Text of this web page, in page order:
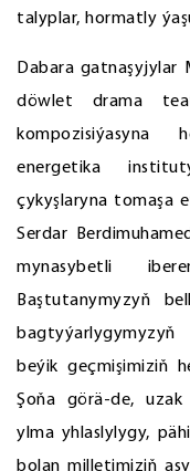
talyplar, hormatly
Dabara gatnaşyjylar
döwlet drama
kompozisiýasyna
energetika
çykyşlaryna tomaşa
Serdar
mynasybetli
Baştutanymyzyň
beýik geçmişimiziň
Şoňa görä-de,
ylma yhlaslylygy,
bolan milletimiziň